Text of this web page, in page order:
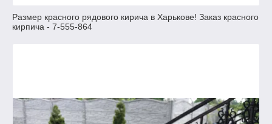
Размер красного рядового кирича в Харькове! Заказ красного
кирпича - 7-555-864